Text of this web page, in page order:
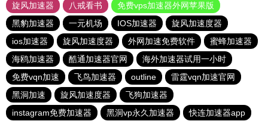
旋风加速器
八戒看书
免费vps加速器外网苹果版
黑豹加速器
一元机场 IOS加速器
旋风加速度器
ios加速器
旋风加速度器 外网加速免费软件
蜜蜂加速器
海鸥加速器
酷通加速器官网
海外加速器试用一小时
免费vqn加速
飞鸟加速器 outline
雷霆vqn加速官网
黑洞加速
旋风加速度器
飞狗加速器
instagram免费加速器
黑洞vp永久加速器 快连加速器app